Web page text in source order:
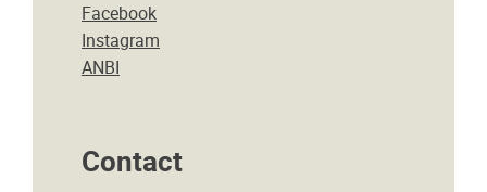
Facebook
Instagram
ANBI
Contact